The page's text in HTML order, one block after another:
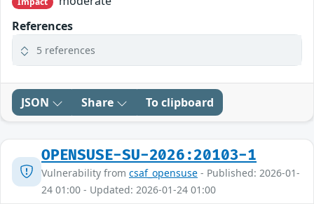
References
5 references
JSON Share To clipboard
OPENSUSE-SU-2026:20103-1
Vulnerability from csaf_opensuse - Published: 2026-01-
24 01:00 - Updated: 2026-01-24 01:00